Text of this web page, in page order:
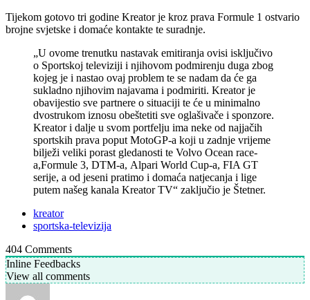
Tijekom gotovo tri godine Kreator je kroz prava Formule 1 ostvario
brojne svjetske i domaće kontakte te suradnje.
„U ovome trenutku nastavak emitiranja ovisi isključivo
o Sportskoj televiziji i njihovom podmirenju duga zbog
kojeg je i nastao ovaj problem te se nadam da će ga
sukladno njihovim najavama i podmiriti. Kreator je
obavijestio sve partnere o situaciji te će u minimalno
dvostrukom iznosu obeštetiti sve oglašivače i sponzore.
Kreator i dalje u svom portfelju ima neke od najjačih
sportskih prava poput MotoGP-a koji u zadnje vrijeme
bilježi veliki porast gledanosti te Volvo Ocean race-
a,Formule 3, DTM-a, Alpari World Cup-a, FIA GT
serije, a od jeseni pratimo i domaća natjecanja i lige
putem našeg kanala Kreator TV“ zaključio je Štetner.
kreator
sportska-televizija
404 Comments
Inline Feedbacks
View all comments